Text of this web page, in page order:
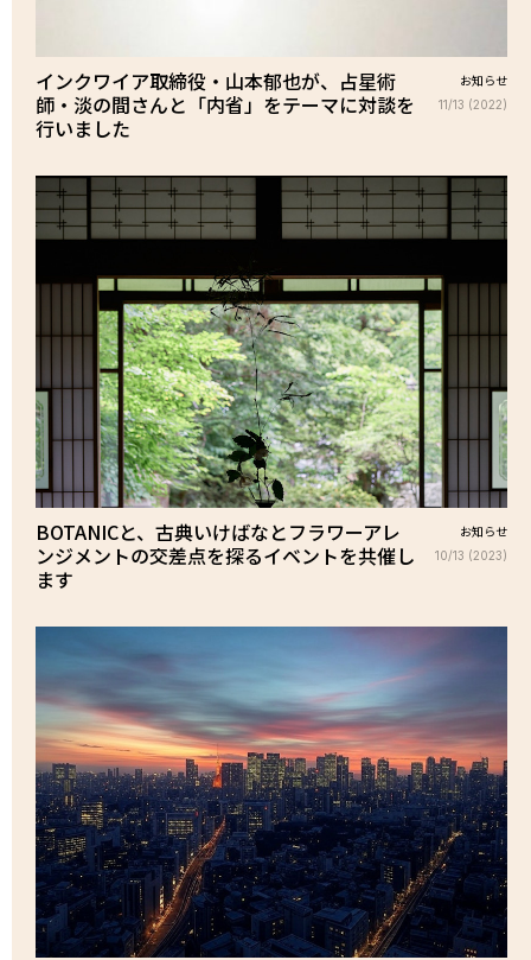
インクワイア取締役・山本郁也が、占星術
師・淡の間さんと「内省」をテーマに対談を
行いました
お知らせ
11/13 (2022)
BOTANICと、古典いけばなとフラワーアレ
ンジメントの交差点を探るイベントを共催し
ます
お知らせ
10/13 (2023)